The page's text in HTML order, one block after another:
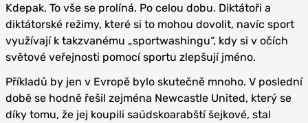
Kdepak. To vše se prolíná. Po celou dobu. Diktátoři a
diktátorské režimy, které si to mohou dovolit, navíc sport
využívají k takzvanému „sportwashingu“, kdy si v očích
světové veřejnosti pomocí sportu zlepšují jméno.
Příkladů by jen v Evropě bylo skutečně mnoho. V poslední
době se hodně řešil zejména Newcastle United, který se
díky tomu, že jej koupili saúdskoarabští šejkové, stal